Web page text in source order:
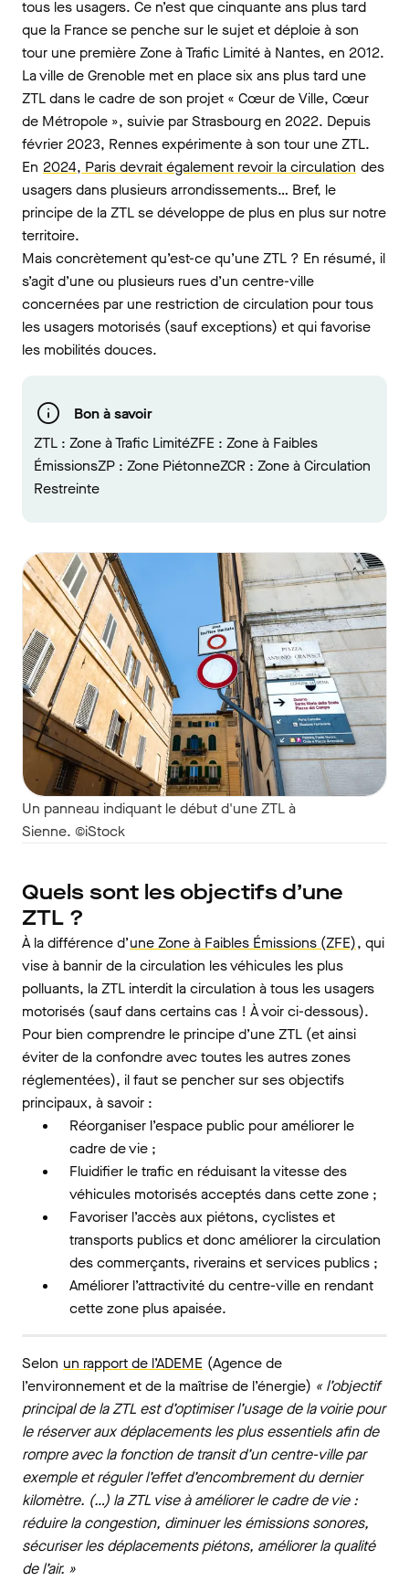
tous les usagers. Ce n’est que cinquante ans plus tard
que la France se penche sur le sujet et déploie à son
tour une première Zone à Trafic Limité à Nantes, en 2012.
La ville de Grenoble met en place six ans plus tard une
ZTL dans le cadre de son projet « Cœur de Ville, Cœur
de Métropole », suivie par Strasbourg en 2022. Depuis
février 2023, Rennes expérimente à son tour une ZTL.
En 2024, Paris devrait également revoir la circulation des
usagers dans plusieurs arrondissements… Bref, le
principe de la ZTL se développe de plus en plus sur notre
territoire.
Mais concrètement qu’est-ce qu’une ZTL ? En résumé, il
s’agit d’une ou plusieurs rues d’un centre-ville
concernées par une restriction de circulation pour tous
les usagers motorisés (sauf exceptions) et qui favorise
les mobilités douces.
Bon à savoir
ZTL : Zone à Trafic LimitéZFE : Zone à Faibles
ÉmissionsZP : Zone PiétonneZCR : Zone à Circulation
Restreinte
Un panneau indiquant le début d'une ZTL à
Sienne. ©iStock
Quels sont les objectifs d’une
ZTL ?
À la différence d’une Zone à Faibles Émissions (ZFE), qui
vise à bannir de la circulation les véhicules les plus
polluants, la ZTL interdit la circulation à tous les usagers
motorisés (sauf dans certains cas ! À voir ci-dessous).
Pour bien comprendre le principe d’une ZTL (et ainsi
éviter de la confondre avec toutes les autres zones
réglementées), il faut se pencher sur ses objectifs
principaux, à savoir :
Réorganiser l’espace public pour améliorer le
cadre de vie ;
Fluidifier le trafic en réduisant la vitesse des
véhicules motorisés acceptés dans cette zone ;
Favoriser l’accès aux piétons, cyclistes et
transports publics et donc améliorer la circulation
des commerçants, riverains et services publics ;
Améliorer l’attractivité du centre-ville en rendant
cette zone plus apaisée.
Selon un rapport de l’ADEME (Agence de
l’environnement et de la maîtrise de l’énergie) « l’objectif
principal de la ZTL est d’optimiser l’usage de la voirie pour
le réserver aux déplacements les plus essentiels afin de
rompre avec la fonction de transit d’un centre-ville par
exemple et réguler l’effet d’encombrement du dernier
kilomètre. (…) la ZTL vise à améliorer le cadre de vie :
réduire la congestion, diminuer les émissions sonores,
sécuriser les déplacements piétons, améliorer la qualité
de l’air. »